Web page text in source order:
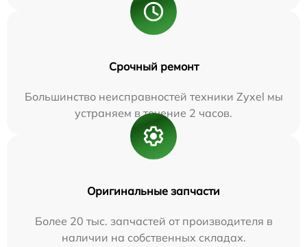
Срочный ремонт
Большинство неисправностей техники Zyxel мы
устраняем в течение 2 часов.
Оригинальные запчасти
Более 20 тыс. запчастей от производителя в
наличии на собственных складах.